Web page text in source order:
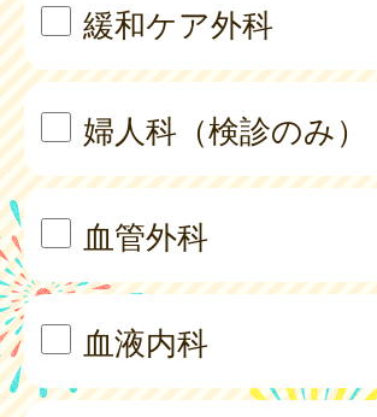
緩和ケア外科
婦人科（検診のみ）
血管外科
血液内科